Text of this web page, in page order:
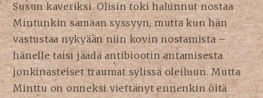
Susun kaveriksi. Olisin toki halunnut nostaa
Mintunkin samaan syssyyn, mutta kun hän
vastustaa nykyään niin kovin nostamista –
hänelle taisi jäädä antibiootin antamisesta
jonkinasteiset traumat sylissä oleiluun. Mutta
Minttu on onneksi viettänyt ennenkin öitä